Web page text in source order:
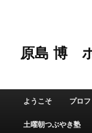
原島 博
メインメニュー
メインコンテン
サブコンテンツ
ようこそ プロ
土曜朝つぶやき塾